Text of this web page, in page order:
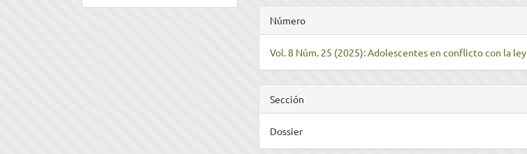
Número
Vol. 8 Núm. 25 (2025): Adolescentes en conflicto con la ley
Sección
Dossier